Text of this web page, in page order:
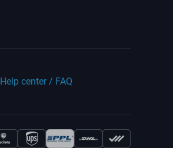
Help center / FAQ